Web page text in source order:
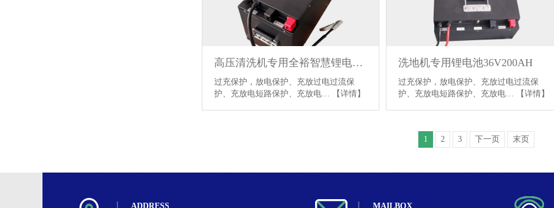
高压清洗机专用全裕智慧锂电池60V102AH
过充保护，放电保护、充放过电过流保
护、充放电短路保护、充放电…
【详情】
洗地机专用锂电池36V200AH
过充保护，放电保护、充放过电过流保
护、充放电短路保护、充放电…
【详情】
1 2 3 下一页 末页
ADDRESS MAILBOX